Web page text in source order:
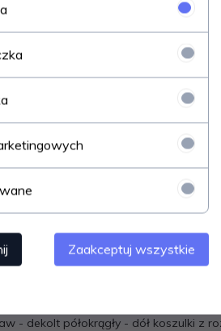
- dekolt półokrągły - dół koszulki z
Zaakceptuj wszystkie